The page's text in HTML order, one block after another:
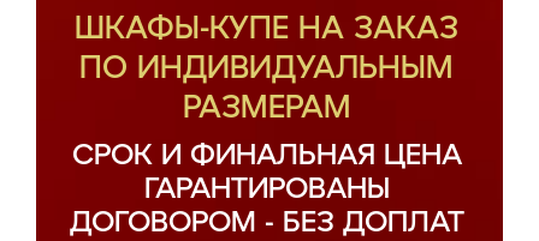
ШКАФЫ-КУПЕ НА ЗАКАЗ
ПО ИНДИВИДУАЛЬНЫМ
РАЗМЕРАМ
СРОК И ФИНАЛЬНАЯ ЦЕНА
ГАРАНТИРОВАНЫ
ДОГОВОРОМ - БЕЗ ДОПЛАТ